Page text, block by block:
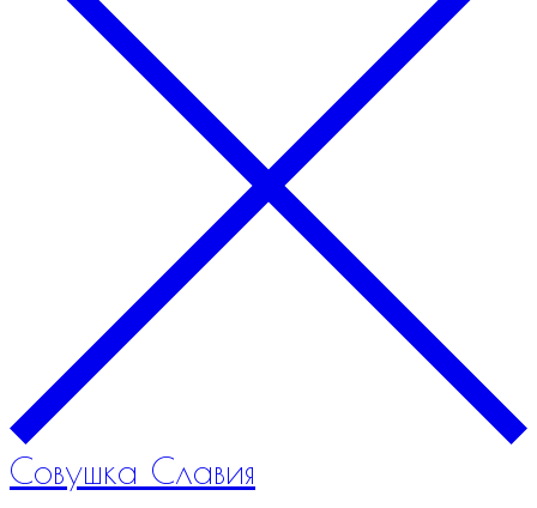
Совушка Славия